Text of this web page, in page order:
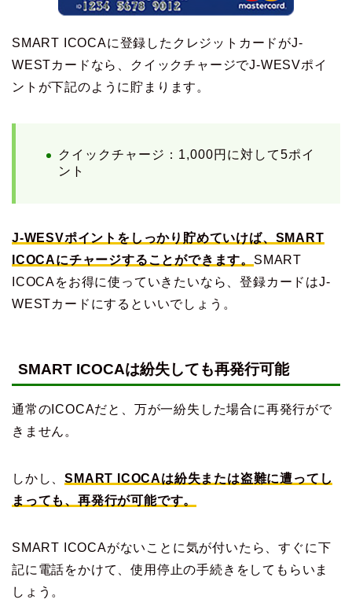
SMART ICOCAに登録したクレジットカードがJ-
WESTカードなら、クイックチャージでJ-WESVポイ
ントが下記のように貯まります。
クイックチャージ：1,000円に対して5ポイ
ント
J-WESVポイントをしっかり貯めていけば、SMART
ICOCAにチャージすることができます。 SMART
ICOCAをお得に使っていきたいなら、登録カードはJ-
WESTカードにするといいでしょう。
SMART ICOCAは紛失しても再発行可能
通常のICOCAだと、万が一紛失した場合に再発行がで
きません。
しかし、SMART ICOCAは紛失または盗難に遭ってし
まっても、再発行が可能です。
SMART ICOCAがないことに気が付いたら、すぐに下
記に電話をかけて、使用停止の手続きをしてもらいま
しょう。